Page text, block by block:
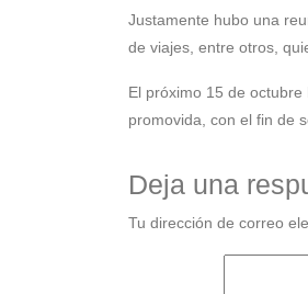
Justamente hubo una
de viajes, entre otros,
El próximo 15 de
promovida, con el fin de
Deja una
Tu dirección de correo